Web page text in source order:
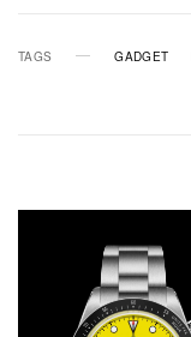
TAGS GADGET